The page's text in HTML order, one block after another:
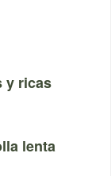
y ricas
lenta